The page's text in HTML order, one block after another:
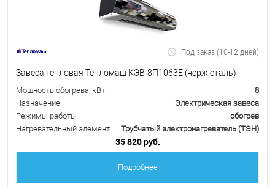
Под заказ (10-12 дней)
Завеса тепловая Тепломаш КЭВ-8П1063Е (нерж.сталь)
Мощность обогрева, кВт:
8
Назначение
Электрическая завеса
Режимы работы
обогрев
Нагревательный элемент
Трубчатый электронагреватель (ТЭН)
35 820 руб.
Подробнее